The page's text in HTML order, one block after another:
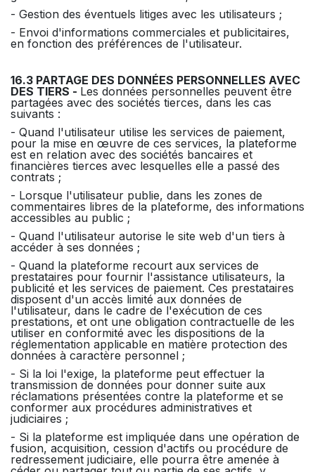
- Gestion des éventuels litiges avec les utilisateurs ;
- Envoi d'informations commerciales et publicitaires,
en fonction des préférences de l'utilisateur.
16.3 PARTAGE DES DONNÉES PERSONNELLES AVEC
DES TIERS - Les données personnelles peuvent être
partagées avec des sociétés tierces, dans les cas
suivants :
- Quand l'utilisateur utilise les services de paiement,
pour la mise en œuvre de ces services, la plateforme
est en relation avec des sociétés bancaires et
financières tierces avec lesquelles elle a passé des
contrats ;
- Lorsque l'utilisateur publie, dans les zones de
commentaires libres de la plateforme, des informations
accessibles au public ;
- Quand l'utilisateur autorise le site web d'un tiers à
accéder à ses données ;
- Quand la plateforme recourt aux services de
prestataires pour fournir l'assistance utilisateurs, la
publicité et les services de paiement. Ces prestataires
disposent d'un accès limité aux données de
l'utilisateur, dans le cadre de l'exécution de ces
prestations, et ont une obligation contractuelle de les
utiliser en conformité avec les dispositions de la
réglementation applicable en matière protection des
données à caractère personnel ;
- Si la loi l'exige, la plateforme peut effectuer la
transmission de données pour donner suite aux
réclamations présentées contre la plateforme et se
conformer aux procédures administratives et
judiciaires ;
- Si la plateforme est impliquée dans une opération de
fusion, acquisition, cession d'actifs ou procédure de
redressement judiciaire, elle pourra être amenée à